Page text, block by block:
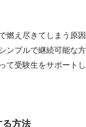
燃え尽きてしまう原因
ンプルで継続可能な方
て受験生をサポートし
る方法